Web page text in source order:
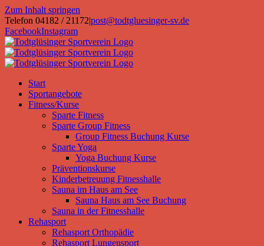
Zum Inhalt springen
Telefon 04182 / 21172|post@todtgluesinger-sv.de
FacebookInstagram
Start
Sportangebote
Fitness/Kurse
Sparte Fitness
Sparte Group Fitness
Group Fitness Buchung Kurse
Sparte Yoga
Yoga Buchung Kurse
Präventionskurse
Kinderbetreuung Fitnesshalle
Sauna im Haus am See
Sauna Haus am See Buchung
Sauna in der Fitnesshalle
Rehasport
Rehasport Orthopädie
Rehasport Lungensport